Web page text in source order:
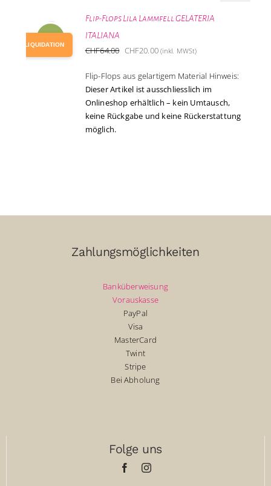
LIQUIDATION
Flip-Flops Lila Lammfell GELATERIA
ITALIANA
CHF64.00 Ursprünglicher
war:
CHF64.00
CHF20.00Aktueller
ist:
CHF20.00.
(inkl. MWSt)
Flip-Flops aus gelartigem Material Hinweis:
Dieser Artikel ist ausschliesslich im
Onlineshop erhältlich – kein Umtausch,
keine Rückgabe und keine Rückerstattung
möglich.
Zahlungsmöglichkeiten
Banküberweisung
Vorauskasse
PayPal
Visa
MasterCard
Twint
Stripe
Bei Abholung
Folge uns